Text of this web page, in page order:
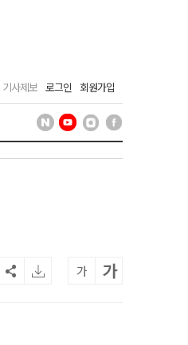
기사제보 로그인 회원가입
가 가